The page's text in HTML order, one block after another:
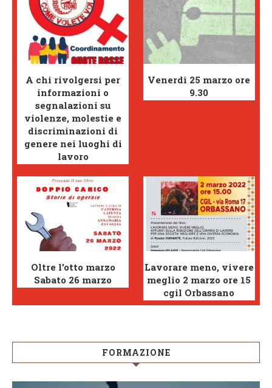
A chi rivolgersi per
informazioni o
segnalazioni su
violenze, molestie e
discriminazioni di
genere nei luoghi di
lavoro
Venerdì 25 marzo ore
9.30
Oltre l’otto marzo
Sabato 26 marzo
Lavorare meno, vivere
meglio 2 marzo ore 15
cgil Orbassano
FORMAZIONE